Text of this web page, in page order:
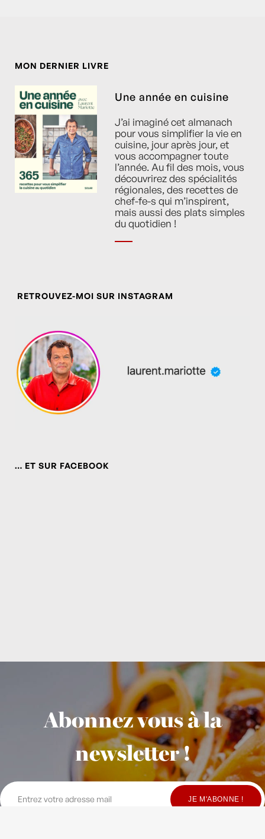
MON DERNIER LIVRE
Une année en cuisine
J’ai imaginé cet almanach
pour vous simplifier la vie en
cuisine, jour après jour, et
vous accompagner toute
l’année. Au fil des mois, vous
découvrirez des spécialités
régionales, des recettes de
chef-fe-s qui m’inspirent,
mais aussi des plats simples
du quotidien !
RETROUVEZ-MOI SUR INSTAGRAM
… ET SUR FACEBOOK
Abonnez vous à la
newsletter !